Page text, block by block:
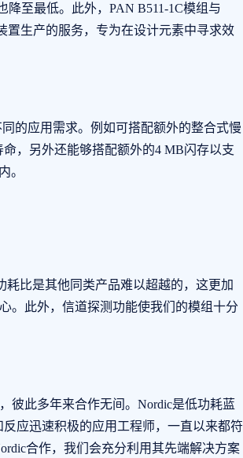
降至最低。此外，PAN B511-1C模组与
置生产的服务，专为在设计元素中寻求效
的应用需求。例如可搭配额外的整合式慢
，另外还能够搭配额外的4 MB闪存以支
。
耗比是其他同类产品难以超越的，这更加
。此外，信道探测功能使我们的模组十分
彼此多年来合作无间。Nordic是低功耗蓝
应迅速积极的应用工程师，一直以来都符
合作，我们会充分利用其先端解决方案